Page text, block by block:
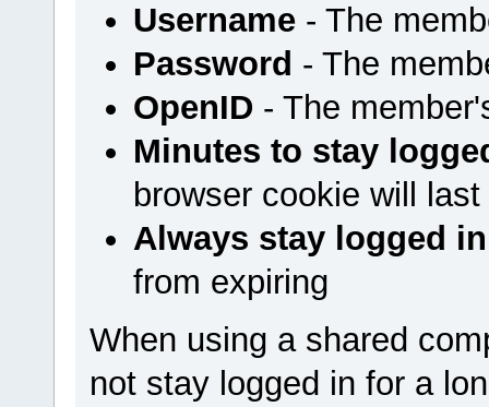
Username- The
Password - The
OpenID - The
Minutes to stay
browser cookie will
Always stay logged in
from expiring
When using a shared
not stay logged in for a